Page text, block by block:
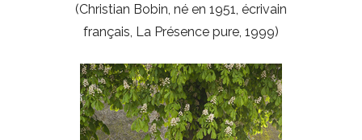
(Christian Bobin, né en 1951, écrivain
français, La Présence pure, 1999)